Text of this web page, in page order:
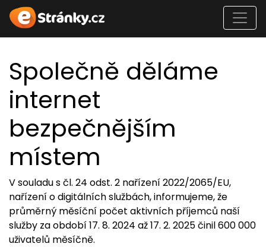
Společně děláme
internet
bezpečnějším
místem
V souladu s čl. 24 odst. 2 nařízení 2022/2065/EU,
nařízení o digitálních službách, informujeme, že
průměrný měsíční počet aktivních příjemců naší
služby za období 17. 8. 2024 až 17. 2. 2025 činil 600 000
uživatelů měsíčně.